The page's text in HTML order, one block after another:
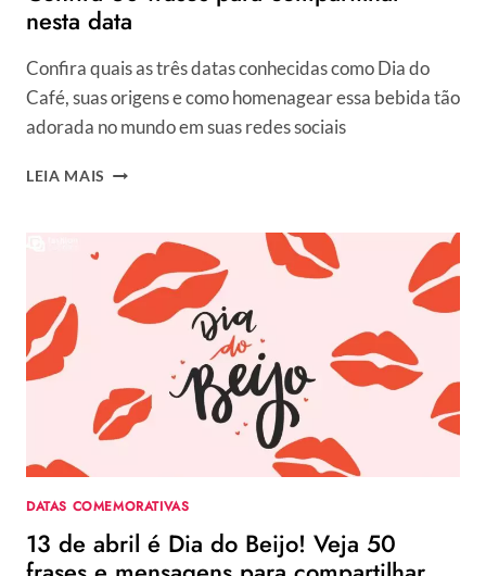
nesta data
Confira quais as três datas conhecidas como Dia do
Café, suas origens e como homenagear essa bebida tão
adorada no mundo em suas redes sociais
LEIA MAIS DIA
14
DE
ABRIL!
FRASES
PARA
COMPARTILHAR
DATAS COMEMORATIVAS
13 de abril é Dia do Beijo! Veja 50